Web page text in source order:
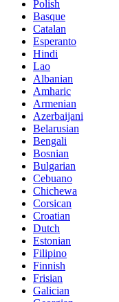
Polish
Basque
Catalan
Esperanto
Hindi
Lao
Albanian
Amharic
Armenian
Azerbaijani
Belarusian
Bengali
Bosnian
Bulgarian
Cebuano
Chichewa
Corsican
Croatian
Dutch
Estonian
Filipino
Finnish
Frisian
Galician